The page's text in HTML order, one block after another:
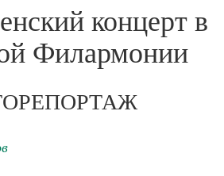
концерт в
Филармонии